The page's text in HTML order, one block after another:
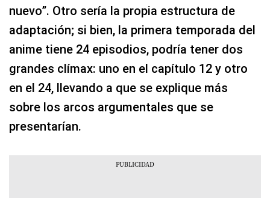
nuevo”. Otro sería la propia estructura de
adaptación; si bien, la primera temporada del
anime tiene 24 episodios, podría tener dos
grandes clímax: uno en el capítulo 12 y otro
en el 24, llevando a que se explique más
sobre los arcos argumentales que se
presentarían.